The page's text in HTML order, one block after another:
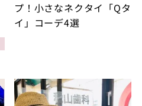
プ！小さなネクタイ「Qタ
イ」コーデ4選